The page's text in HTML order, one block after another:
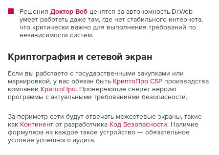
Решения Доктор Веб ценятся за автономность.Dr.Web
умеет работать даже там, где нет стабильного интернета,
что критически важно для выполнения требований по
независимости систем.
Криптография и сетевой экран
Если вы работаете с государственными закупками или
маркировкой, у вас обязан быть КриптоПро CSP производства
компании КриптоПро. Проверяющие сверят версию
программы с актуальными требованиями безопасности.
За периметр сети будут отвечать межсетевые экраны, такие
как Континент от разработчика Код Безопасности. Наличие
формуляра на каждое такое устройство — обязательное
условие успешного аудита.